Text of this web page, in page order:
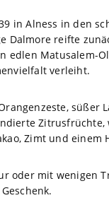
in Alness in den
Dalmore reifte
Matusalem-
verleiht.
süßer
Zimt und einem
oder mit wenigen